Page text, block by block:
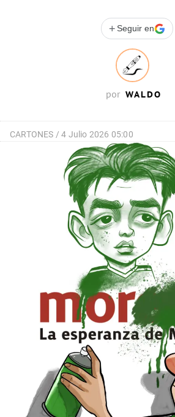
+ Seguir en
por WALDO
CARTONES /4 Julio 2026 05:00